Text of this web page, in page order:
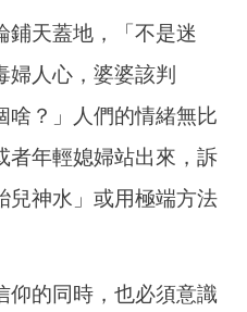
鋪天蓋地，「不是迷
婦人心，婆婆該判
啥？」人們的情緒無比
者年輕媳婦站出來，訴
兒神水」或用極端方法
仰的同時，也必須意識